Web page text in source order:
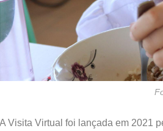
A Visita Virtual foi lançada em 2021